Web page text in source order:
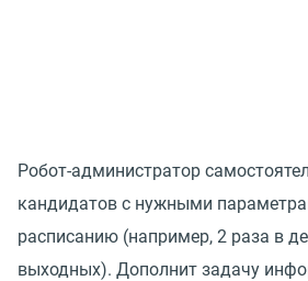
Робот-администратор
кандидатов с нужными
расписанию (например, 2 раза в
выходных). Дополнит задачу